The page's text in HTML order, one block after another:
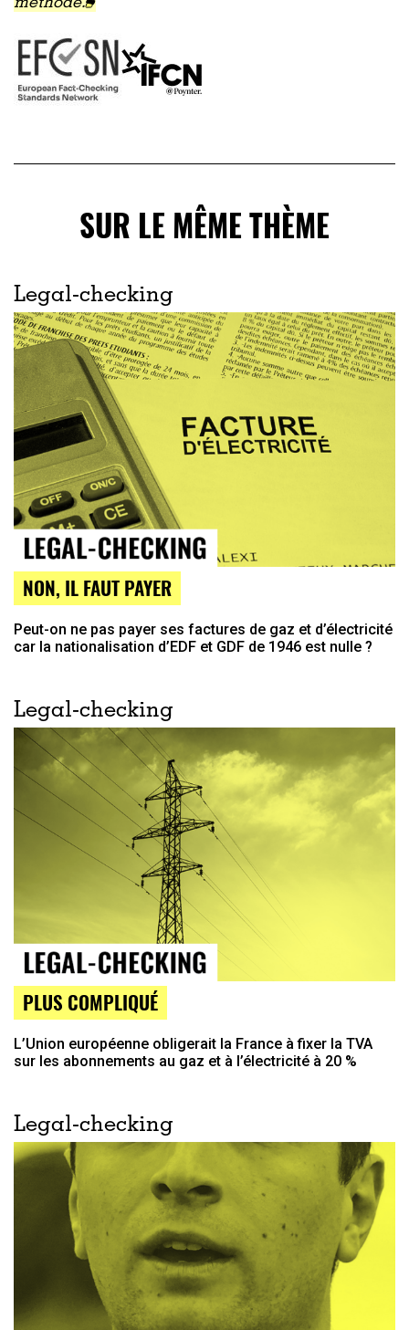
méthode.
SUR LE MÊME THÈME
Legal-checking
NON, IL FAUT PAYER
Peut-on ne pas payer ses factures de gaz et d’électricité
car la nationalisation d’EDF et GDF de 1946 est nulle ?
Legal-checking
PLUS COMPLIQUÉ
L’Union européenne obligerait la France à fixer la TVA
sur les abonnements au gaz et à l’électricité à 20 %
Legal-checking